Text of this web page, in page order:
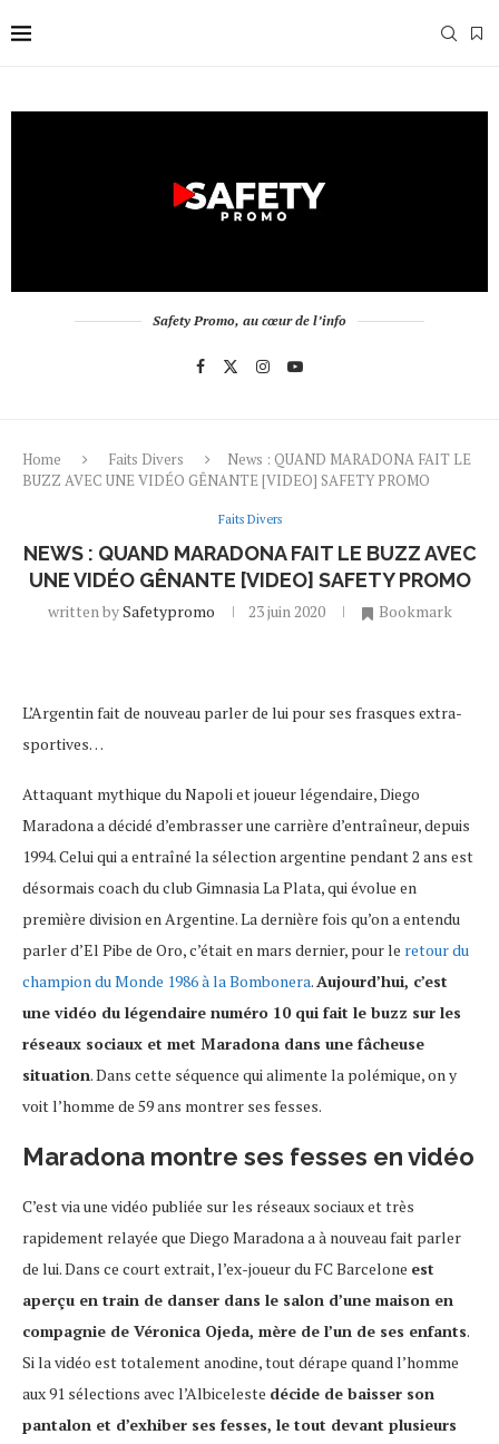
Safety Promo, au cœur de l’info
Home Faits Divers
News : QUAND MARADONA FAIT LE
BUZZ AVEC UNE VIDÉO GÊNANTE [VIDEO] SAFETY PROMO
Faits Divers
NEWS : QUAND MARADONA FAIT LE BUZZ AVEC
UNE VIDÉO GÊNANTE [VIDEO] SAFETY PROMO
written bySafetypromo 23 juin 2020 Bookmark
L’Argentin fait de nouveau parler de lui pour ses frasques extra-
sportives…
Attaquant mythique du Napoli et joueur légendaire, Diego
Maradona a décidé d’embrasser une carrière d’entraîneur, depuis
1994. Celui qui a entraîné la sélection argentine pendant 2 ans est
désormais coach du club Gimnasia La Plata, qui évolue en
première division en Argentine. La dernière fois qu’on a entendu
parler d’El Pibe de Oro, c’était en mars dernier, pour le retour du
champion du Monde 1986 à la Bombonera.Aujourd’hui, c’est
une vidéo du légendaire numéro 10 qui fait le buzz sur les
réseaux sociaux et met Maradona dans une fâcheuse
situation. Dans cette séquence qui alimente la polémique, on y
voit l’homme de 59 ans montrer ses fesses.
Maradona montre ses fesses en vidéo
C’est via une vidéo publiée sur les réseaux sociaux et très
rapidement relayée que Diego Maradona a à nouveau fait parler
de lui. Dans ce court extrait, l’ex-joueur du FC Barcelone est
aperçu en train de danser dans le salon d’une maison en
compagnie de Véronica Ojeda, mère de l’un de ses enfants.
Si la vidéo est totalement anodine, tout dérape quand l’homme
aux 91 sélections avec l’Albiceleste décide de baisser son
pantalon et d’exhiber ses fesses, le tout devant plusieurs